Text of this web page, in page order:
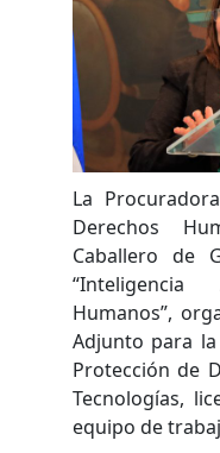
La
Derechos
Caballero de
Humanos”,
Adjunto para
Protección de
Tecnologías,
equipo de